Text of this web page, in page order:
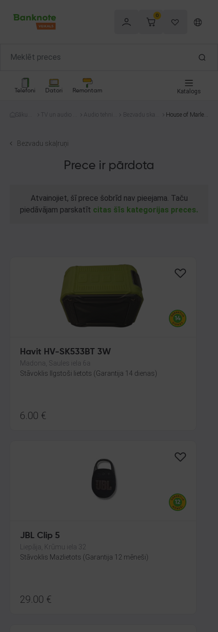
0
Telefoni Datori Remontam Katalogs
Sākum
TV un audio te
Audio tehnik
Bezvadu skaļr
House of Marley
Bezvadu skaļruņi
Prece ir pārdota
Atvainojiet, šī prece šobrīd nav pieejama. Taču
piedāvājam parskatīt citas šīs kategorijas preces.
Havit HV-SK533BT 3W
Madona, Saules iela 6a
Stāvoklis Ilgstoši lietots (Garantija 14 dienas)
6.00 €
JBL Clip 5
Liepāja, Krūmu iela 32
Stāvoklis Mazlietots (Garantija 12 mēneši)
29.00 €